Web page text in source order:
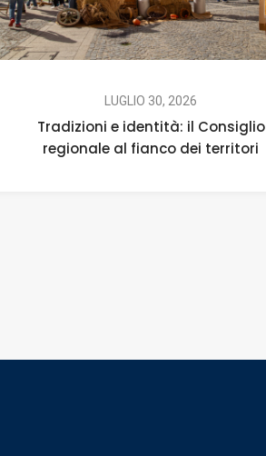
LUGLIO 30, 2026
Tradizioni e identità: il Consiglio
regionale al fianco dei territori